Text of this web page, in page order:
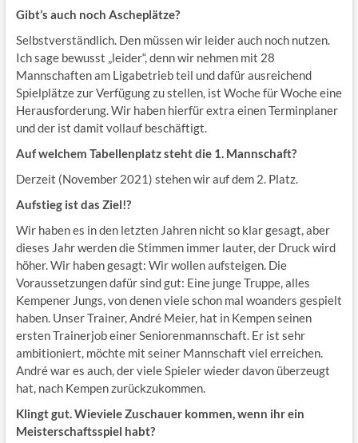
Gibt’s auch noch Ascheplätze?
Selbstverständlich. Den müssen wir leider auch noch nutzen.
Ich sage bewusst „leider“, denn wir nehmen mit 28
Mannschaften am Ligabetrieb teil und dafür ausreichend
Spielplätze zur Verfügung zu stellen, ist Woche für Woche eine
Herausforderung. Wir haben hierfür extra einen Terminplaner
und der ist damit vollauf beschäftigt.
Auf welchem Tabellenplatz steht die 1. Mannschaft?
Derzeit (November 2021) stehen wir auf dem 2. Platz.
Aufstieg ist das Ziel!?
Wir haben es in den letzten Jahren nicht so klar gesagt, aber
dieses Jahr werden die Stimmen immer lauter, der Druck wird
höher. Wir haben gesagt: Wir wollen aufsteigen. Die
Voraussetzungen dafür sind gut: Eine junge Truppe, alles
Kempener Jungs, von denen viele schon mal woanders gespielt
haben. Unser Trainer, André Meier, hat in Kempen seinen
ersten Trainerjob einer Seniorenmannschaft. Er ist sehr
ambitioniert, möchte mit seiner Mannschaft viel erreichen.
André war es auch, der viele Spieler wieder davon überzeugt
hat, nach Kempen zurückzukommen.
Klingt gut. Wieviele Zuschauer kommen, wenn ihr ein
Meisterschaftsspiel habt?